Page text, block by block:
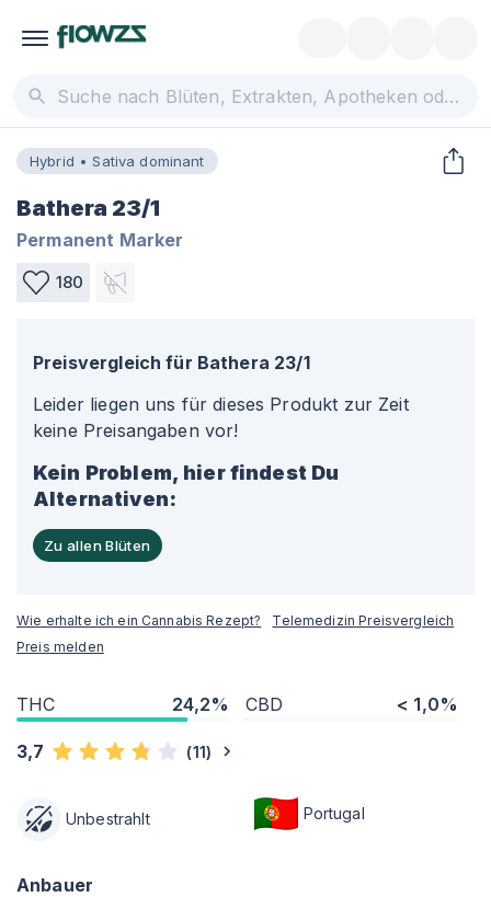
Hybrid • Sativa dominant
Bathera 23/1
Permanent Marker
180
Preisvergleich für Bathera 23/1
Leider liegen uns für dieses Produkt zur Zeit
keine Preisangaben vor!
Kein Problem, hier findest Du
Alternativen:
Zu allen Blüten
Wie erhalte ich ein Cannabis Rezept?
Telemedizin Preisvergleich
Preis melden
THC 24,2% CBD < 1,0%
3,7 (11)
Unbestrahlt Portugal
Anbauer